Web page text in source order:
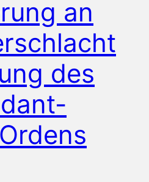
an
des